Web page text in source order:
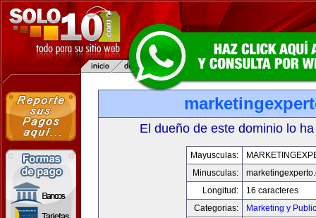
El dueño de este dominio lo
Mayusculas:
Minusculas:
Longitud:
16 caracteres
Categorias:
Marketing y